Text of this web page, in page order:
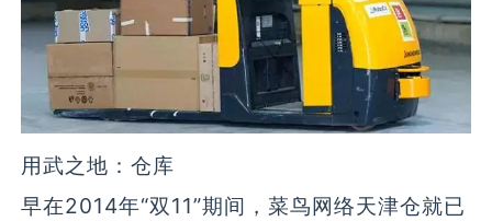
用武之地：仓库
早在2014年“双11”期间，菜鸟网络天津仓就已